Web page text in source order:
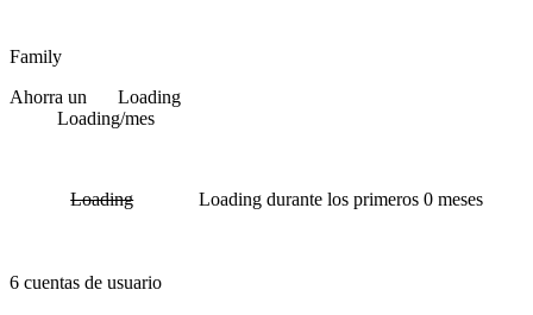
Family
Ahorra un
Loading
Loading/mes
Loading Loading durante los primeros 0 meses
6 cuentas de usuario